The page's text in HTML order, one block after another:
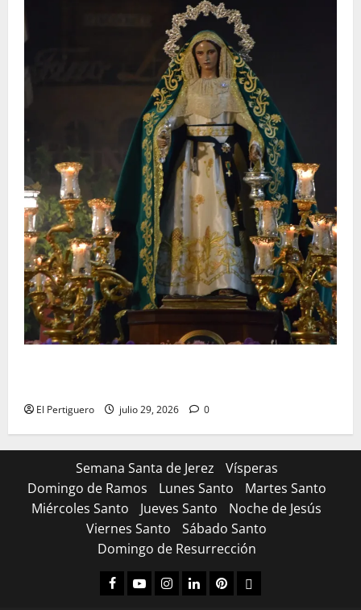
El Pertiguero julio 29, 2026 0
Semana Santa de Jerez
Vísperas
Domingo de Ramos
Lunes Santo
Martes Santo
Miércoles Santo
Jueves Santo
Noche de Jesús
Viernes Santo
Sábado Santo
Domingo de Resurrección
Facebook
YoutubeInstagram
LinkedPinterestDribbble